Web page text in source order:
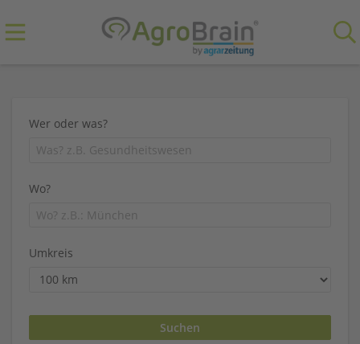
Wer oder was?
Wo?
Umkreis